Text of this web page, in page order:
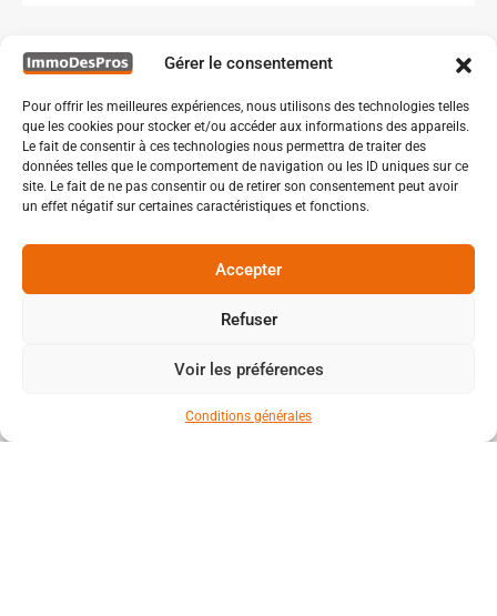
Gérer le consentement
Pour offrir les meilleures expériences, nous utilisons des technologies telles
que les cookies pour stocker et/ou accéder aux informations des appareils.
Le fait de consentir à ces technologies nous permettra de traiter des
données telles que le comportement de navigation ou les ID uniques sur ce
site. Le fait de ne pas consentir ou de retirer son consentement peut avoir
un effet négatif sur certaines caractéristiques et fonctions.
Accepter
Refuser
Voir les préférences
Conditions générales